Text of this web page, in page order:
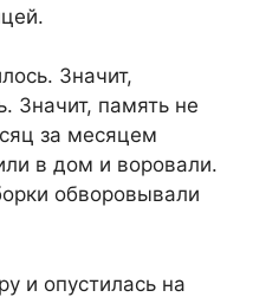
Значит,
Значит, память не
за месяцем
в дом и воровали.
обворовывали
и опустилась на